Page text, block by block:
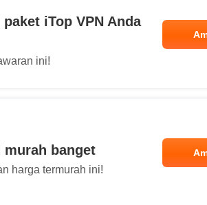
iTop VPN Anda
ini!
murah banget
harga termurah ini!